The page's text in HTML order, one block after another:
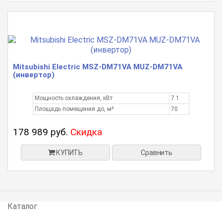
Mitsubishi Electric MSZ-DM71VA MUZ-DM71VA
(инвертор)
Мощность охлаждения, кВт
7.1
Площадь помещения до, м²
70
178 989 руб. Скидка
КУПИТЬ Сравнить
Каталог